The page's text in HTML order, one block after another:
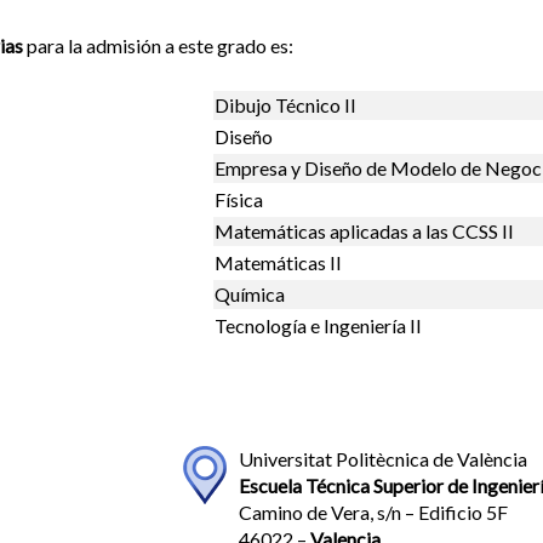
para la admisión a este grado es:
Dibujo Técnico II
Diseño
Empresa y Diseño de Modelo de
Física
Matemáticas aplicadas a las CCSS II
Matemáticas II
Química
Tecnología e Ingeniería II
Universitat Politècnica de València
Escuela Técnica Superior de
Camino de Vera, s/n – Edificio 5F
46022 – Valencia